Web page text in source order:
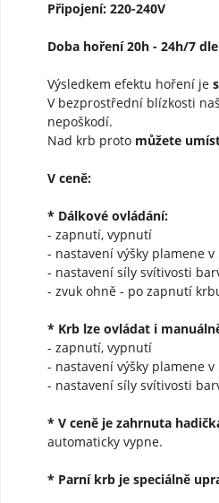
Připojení: 220-240V
Doba hoření 20h - 24h/7
Výsledkem efektu hoření je
V bezprostřední blízkosti
nepoškodí.
Nad krb proto můžete
V ceně:
* Dálkové ovládání:
- zapnutí, vypnutí
- nastavení výšky plamene
- nastavení síly svítivosti
- zvuk ohně - po zapnutí
* Krb lze ovládat i
- zapnutí, vypnutí
- nastavení výšky plamene
- nastavení síly svítivosti
* V ceně je zahrnuta
automaticky vypne.
* Parní krb je speciálně